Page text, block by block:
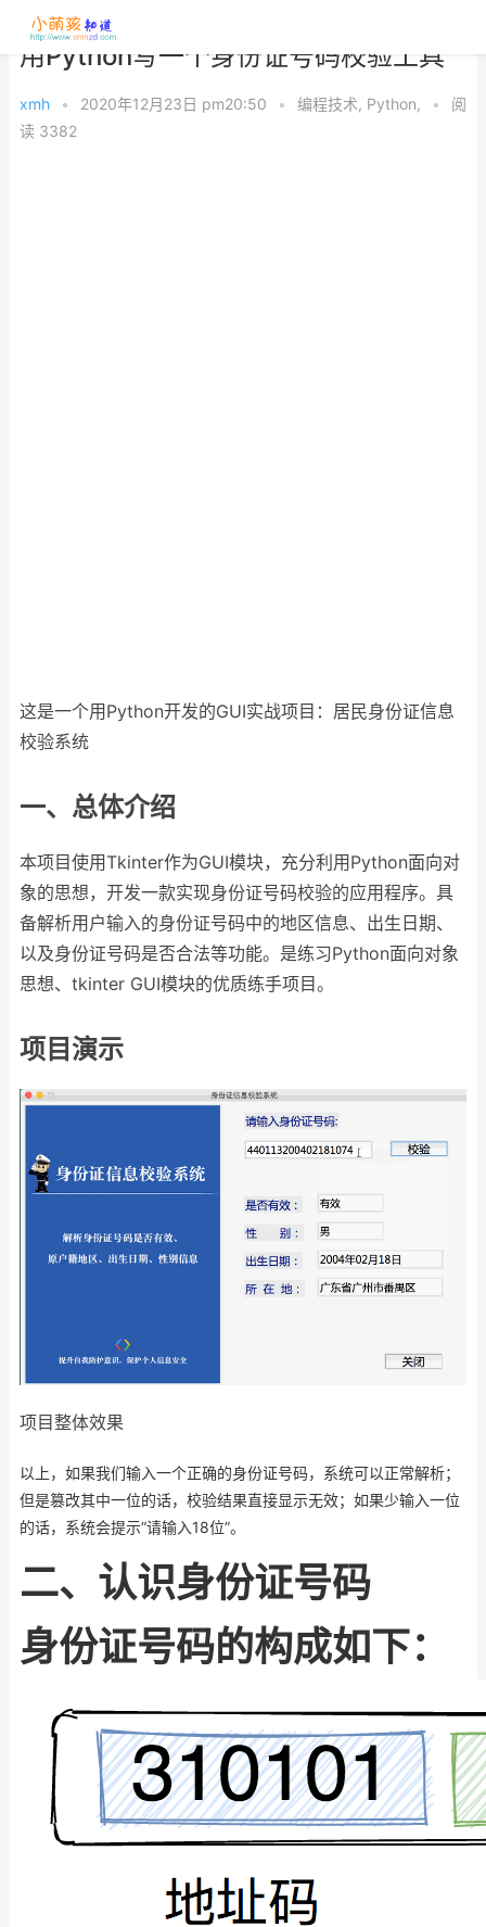
用Python写一个身份证号码校验工具
xmh • 2020年12月23日 pm20:50 • 编程技术, Python, •
阅
读 3382
这是一个用Python开发的GUI实战项目：居民身份证信息
校验系统
一、总体介绍
本项目使用Tkinter作为GUI模块，充分利用Python面向对
象的思想，开发一款实现身份证号码校验的应用程序。具
备解析用户输入的身份证号码中的地区信息、出生日期、
以及身份证号码是否合法等功能。是练习Python面向对象
思想、tkinter GUI模块的优质练手项目。
项目演示
项目整体效果
以上，如果我们输入一个正确的身份证号码，系统可以正常解析；
但是篡改其中一位的话，校验结果直接显示无效；如果少输入一位
的话，系统会提示“请输入18位”。
二、认识身份证号码
身份证号码的构成如下：